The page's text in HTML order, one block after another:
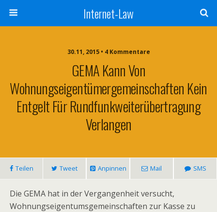
Internet-Law
30.11, 2015 • 4 Kommentare
GEMA Kann Von
Wohnungseigentümergemeinschaften Kein
Entgelt Für Rundfunkweiterübertragung
Verlangen
Teilen Tweet Anpinnen Mail SMS
Die GEMA hat in der Vergangenheit versucht,
Wohnungseigentumsgemeinschaften zur Kasse zu